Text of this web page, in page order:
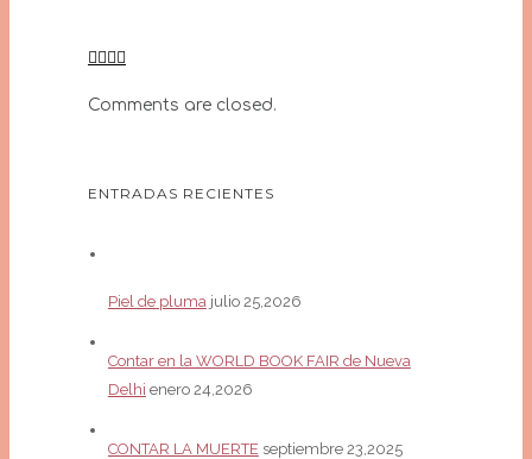
Comments are closed.
ENTRADAS RECIENTES
Piel de pluma julio 25,2026
Contar en la WORLD BOOK FAIR de Nueva
Delhi enero 24,2026
CONTAR LA MUERTE septiembre 23,2025